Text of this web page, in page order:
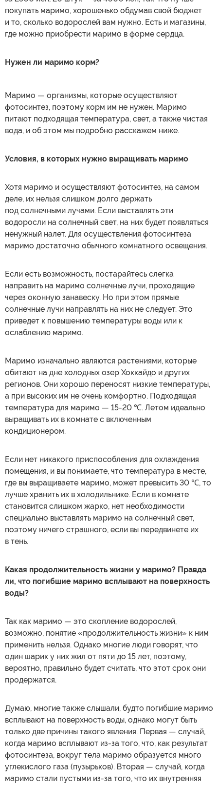
покупать маримо, хорошенько обдумав свой бюджет
и то, сколько водорослей вам нужно. Есть и магазины,
где можно приобрести маримо в форме сердца.
Нужен ли маримо корм?
Маримо — организмы, которые осуществляют
фотосинтез, поэтому корм им не нужен. Маримо
питают подходящая температура, свет, а также чистая
вода, и об этом мы подробно расскажем ниже.
Условия, в которых нужно выращивать маримо
Хотя маримо и осуществляют фотосинтез, на самом
деле, их нельзя слишком долго держать
под солнечными лучами. Если выставлять эти
водоросли на солнечный свет, на них будет появляться
ненужный налет. Для осуществления фотосинтеза
маримо достаточно обычного комнатного освещения.
Если есть возможность, постарайтесь слегка
направить на маримо солнечные лучи, проходящие
через оконную занавеску. Но при этом прямые
солнечные лучи направлять на них не следует. Это
приведет к повышению температуры воды или к
ослаблению маримо.
Маримо изначально являются растениями, которые
обитают на дне холодных озер Хоккайдо и других
регионов. Они хорошо переносят низкие температуры,
а при высоких им не очень комфортно. Подходящая
температура для маримо — 15-20 ℃. Летом идеально
выращивать их в комнате с включенным
кондиционером.
Если нет никакого приспособления для охлаждения
помещения, и вы понимаете, что температура в месте,
где вы выращиваете маримо, может превысить 30 ℃, то
лучше хранить их в холодильнике. Если в комнате
становится слишком жарко, нет необходимости
специально выставлять маримо на солнечный свет,
поэтому ничего страшного, если вы передвинете их
в тень.
Какая продолжительность жизни у маримо? Правда
ли, что погибшие маримо всплывают на поверхность
воды?
Так как маримо — это скопление водорослей,
возможно, понятие «продолжительность жизни» к ним
применить нельзя. Однако многие люди говорят, что
один шарик у них жил от пяти до 15 лет, поэтому,
вероятно, правильно будет считать, что этот срок они
продержатся.
Думаю, многие также слышали, будто погибшие маримо
всплывают на поверхность воды, однако могут быть
только две причины такого явления. Первая — случай,
когда маримо всплывают из-за того, что, как результат
фотосинтеза, вокруг тела маримо образуется много
углекислого газа (пузырьков). Вторая — случай, когда
маримо стали пустыми из-за того, что их внутренняя